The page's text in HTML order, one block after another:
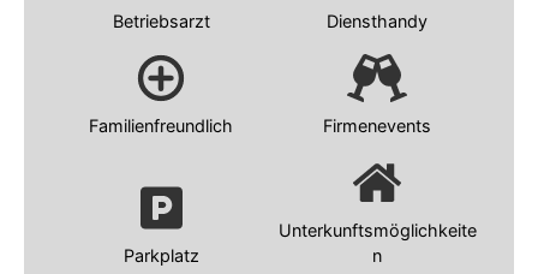
Betriebsarzt Diensthandy
Familienfreundlich Firmenevents
Parkplatz
Unterkunftsmöglichkeite
n